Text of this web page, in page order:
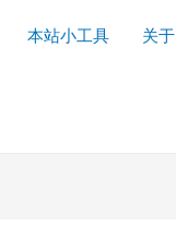
本站小工具 关于